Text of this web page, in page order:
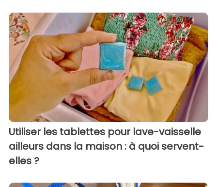
Utiliser les tablettes pour lave-vaisselle
ailleurs dans la maison : à quoi servent-
elles ?